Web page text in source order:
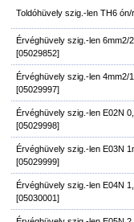
Toldóhüvely szig.-len TH6
Érvéghüvely szig.-len 6mm2/
[05029852]
Érvéghüvely szig.-len 4mm2/
[05029997]
Érvéghüvely szig.-len E02N
[05029998]
Érvéghüvely szig.-len E03N
[05029999]
Érvéghüvely szig.-len E04N
[05030001]